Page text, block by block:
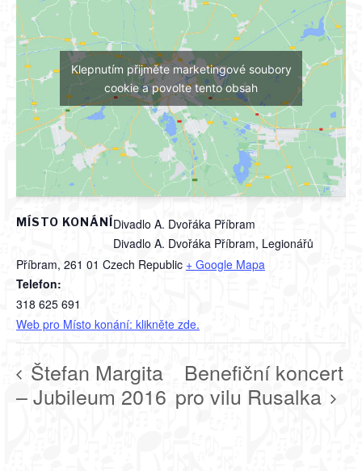
MÍSTO KONÁNÍDivadlo A. Dvořáka Příbram
Divadlo A. Dvořáka Příbram, Legionářů
Příbram, 261 01 Czech Republic + Google Mapa
Telefon:
318 625 691
Web pro Místo konání: klikněte zde.
Klepnutím přijměte marketingové soubory
cookie a povolte tento obsah
Štefan Margita
– Jubileum 2016
Benefiční koncert
pro vilu Rusalka